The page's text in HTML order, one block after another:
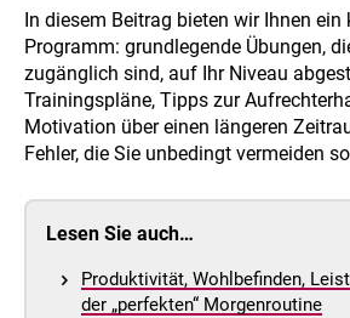
In diesem Beitrag bieten wir Ihnen ein
Programm: grundlegende Übungen,
zugänglich sind, auf Ihr Niveau
Trainingspläne, Tipps zur
Motivation über einen längeren
Fehler, die Sie unbedingt vermeiden
Lesen Sie auch…
Produktivität, Wohlbefinden,
der „perfekten“ Morgenroutine